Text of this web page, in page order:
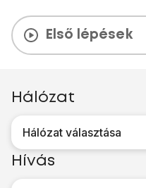
Első lépések
Hálózat
Hálózat választása
Hívás